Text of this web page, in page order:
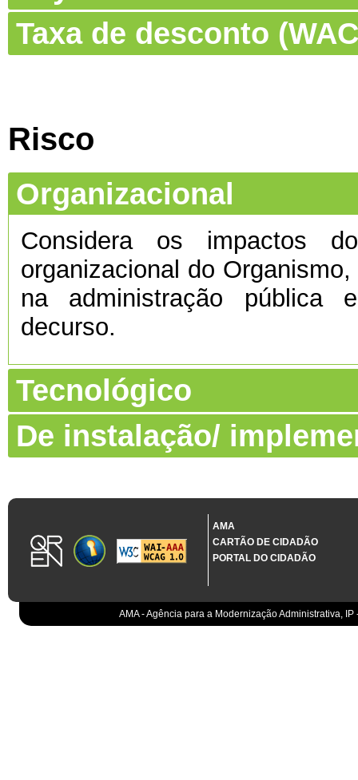
Taxa de desconto
Risco
Organizacional
Considera os impactos
organizacional do
na administração pública
decurso.
Tecnológico
De instalação/
AMA
CARTÃO DE CIDADÃO
PORTAL DO CIDADÃO
AMA - Agência para a Modernização Administrativa,